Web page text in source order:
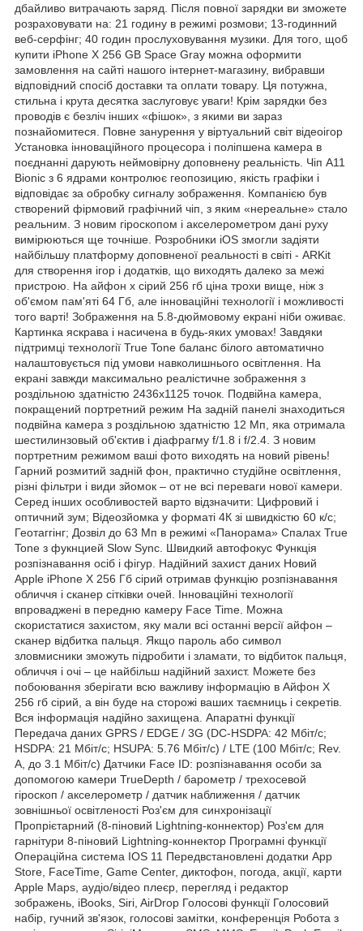
дбайливо витрачають заряд. Після повної зарядки ви зможете
розраховувати на: 21 годину в режимі розмови; 13-годинний
веб-серфінг; 40 годин прослуховування музики. Для того, щоб
купити iPhone X 256 GB Space Gray можна оформити
замовлення на сайті нашого інтернет-магазину, вибравши
відповідний спосіб доставки та оплати товару. Ця потужна,
стильна і крута десятка заслуговує уваги! Крім зарядки без
проводів є безліч інших «фішок», з якими ви зараз
познайомитеся. Повне занурення у віртуальний світ відеоігор
Установка інноваційного процесора і поліпшена камера в
поєднанні дарують неймовірну доповнену реальність. Чіп A11
Bionic з 6 ядрами контролює геопозицию, якість графіки і
відповідає за обробку сигналу зображення. Компанією був
створений фірмовий графічний чіп, з яким «нереальне» стало
реальним. З новим гіроскопом і акселерометром дані руху
вимірюються ще точніше. Розробники iOS змогли задіяти
найбільшу платформу доповненої реальності в світі - ARKit
для створення ігор і додатків, що виходять далеко за межі
пристрою. На айфон x сірий 256 гб ціна трохи вище, ніж з
об'ємом пам'яті 64 Гб, але інноваційні технології і можливості
того варті! Зображення на 5.8-дюймовому екрані ніби оживає.
Картинка яскрава і насичена в будь-яких умовах! Завдяки
підтримці технології True Tone баланс білого автоматично
налаштовується під умови навколишнього освітлення. На
екрані завжди максимально реалістичне зображення з
роздільною здатністю 2436х1125 точок. Подвійна камера,
покращений портретний режим На задній панелі знаходиться
подвійна камера з роздільною здатністю 12 Мп, яка отримала
шестилинзовый об'єктив і діафрагму f/1.8 і f/2.4. З новим
портретним режимом ваші фото виходять на новий рівень!
Гарний розмитий задній фон, практично студійне освітлення,
різні фільтри і види зйомок – от не всі переваги нової камери.
Серед інших особливостей варто відзначити: Цифровий і
оптичний зум; Відеозйомка у форматі 4К зі швидкістю 60 к/с;
Геотаггінг; Дозвіл до 63 Мп в режимі «Панорама» Спалах True
Tone з фукнцией Slow Sync. Швидкий автофокус Функція
розпізнавання осіб і фігур. Надійний захист даних Новий
Apple iPhone X 256 Гб сірий отримав функцію розпізнавання
обличчя і сканер сітківки очей. Інноваційні технології
впроваджені в передню камеру Face Time. Можна
скористатися захистом, яку мали всі останні версії айфон –
сканер відбитка пальця. Якщо пароль або символ
зловмисники зможуть підробити і зламати, то відбиток пальця,
обличчя і очі – це найбільш надійний захист. Можете без
побоювання зберігати всю важливу інформацію в Айфон X
256 гб сірий, а він буде на сторожі ваших таємниць і секретів.
Вся інформація надійно захищена. Апаратні функції
Передача даних GPRS / EDGE / 3G (DC-HSDPA: 42 Мбіт/c;
HSDPA: 21 Мбіт/c; HSUPA: 5.76 Мбіт/c) / LTE (100 Мбіт/c; Rev.
A, до 3.1 Мбіт/c) Датчики Face ID: розпізнавання особи за
допомогою камери TrueDepth / барометр / трехосевой
гіроскоп / акселерометр / датчик наближення / датчик
зовнішньої освітленості Роз'єм для синхронізації
Пропрієтарний (8-піновий Lightning-коннектор) Роз'єм для
гарнітури 8-піновий Lightning-коннектор Програмні функції
Операційна система IOS 11 Передвстановлені додатки App
Store, FaceTime, Game Center, диктофон, погода, акції, карти
Apple Maps, аудіо/відео плеєр, перегляд і редактор
зображень, iBooks, Siri, AirDrop Голосові функції Голосовий
набір, гучний зв'язок, голосові замітки, конференція Робота з